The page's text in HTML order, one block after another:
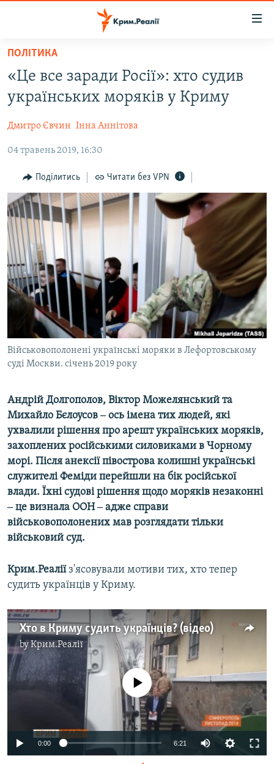
Перейти
основного
матеріалу
Перейти
до
навігації
Перейти
пошуку
ВОДА.КРИМ
ВІДЕО ТА ФОТО
ПОЛІТИКА
БЛОГИ
ПОГЛЯД
ІНТЕРВ'Ю
ВСЕ ЗА ДЕНЬ
СПЕЦПРОЕКТИ
ДЕПОРТАЦІЯ
ВІДЕОУРОКИ «ELIFBE»
СВІДЧЕННЯ ОКУПАЦІЇ
УКРАЇНСЬКА ПРОБЛЕМА КРИМУ
ІНФОГРАФІКА
ЯК ОБІЙТИ БЛОКУВАННЯ
Русский
Qırımtatar
ДОЛУЧАЙСЯ!
Усі сайти RFE/RL
ПОЛІТИКА
«Це все заради Росії»: хто судив
українських моряків у Криму
Дмитро Євчин Інна Аннітова
04 травень 2019, 16:30
Поділитись Читати без VPN
Військовополонені українські моряки в Лефортовському
суді Москви. січень 2019 року
Андрій Долгополов, Віктор Можелянський та
Михайло Бєлоусов ‒ ось імена тих людей, які
ухвалили рішення про арешт українських моряків,
захоплених російськими силовиками в Чорному
морі. Після анексії півострова колишні українські
служителі Феміди перейшли на бік російської
влади. Їхні судові рішення щодо моряків незаконні
‒ це визнала ООН ‒ адже справи
військовополонених мав розглядати тільки
військовий суд.
Крим.Реаліїз'ясовували мотиви тих, хто тепер
судить українців у Криму.
Хто в Криму судить українців? (відео)
byКрим.Реалії
No media source currently available
0:00 6:21